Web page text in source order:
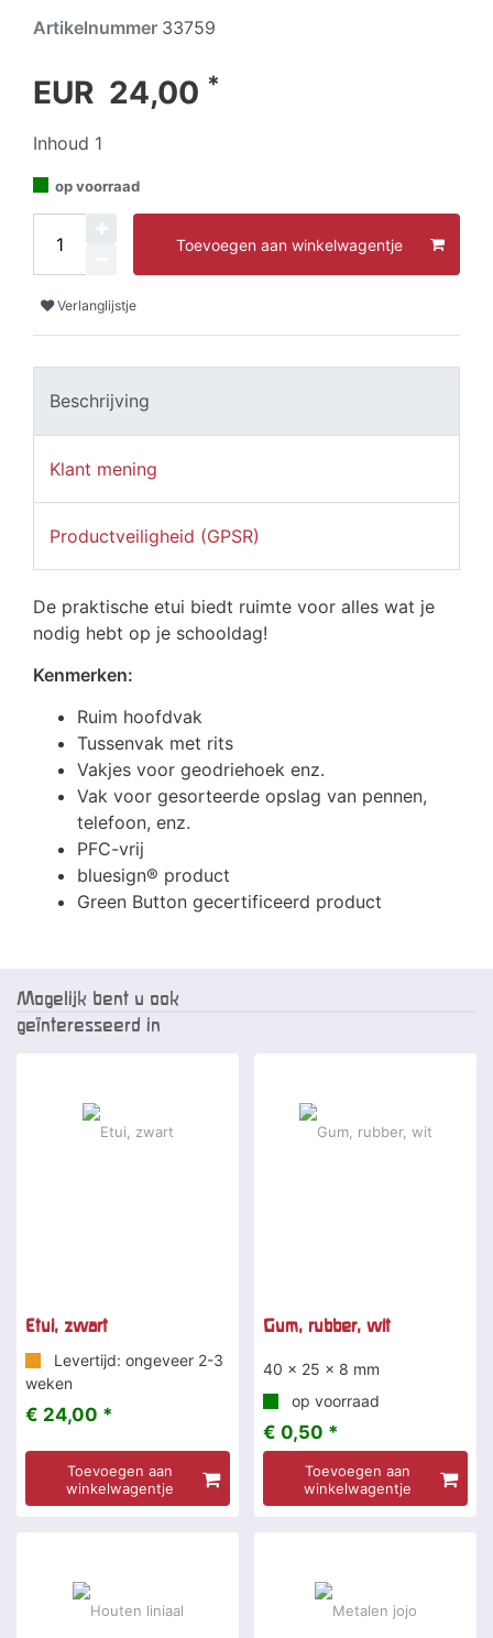
Artikelnummer 33759
EUR 24,00 *
Inhoud 1
op voorraad
Toevoegen aan winkelwagentje
Verlanglijstje
Beschrijving
Klant mening
Productveiligheid (GPSR)
De praktische etui biedt ruimte voor alles wat je
nodig hebt op je schooldag!
Kenmerken:
Ruim hoofdvak
Tussenvak met rits
Vakjes voor geodriehoek enz.
Vak voor gesorteerde opslag van pennen,
telefoon, enz.
PFC-vrij
bluesign® product
Green Button gecertificeerd product
Mogelijk bent u ook
geïnteresseerd in
Etui, zwart
Levertijd: ongeveer 2-3
weken
€ 24,00 *
Toevoegen aan
winkelwagentje
Gum, rubber, wit
40 x 25 x 8 mm
op voorraad
€ 0,50 *
Toevoegen aan
winkelwagentje